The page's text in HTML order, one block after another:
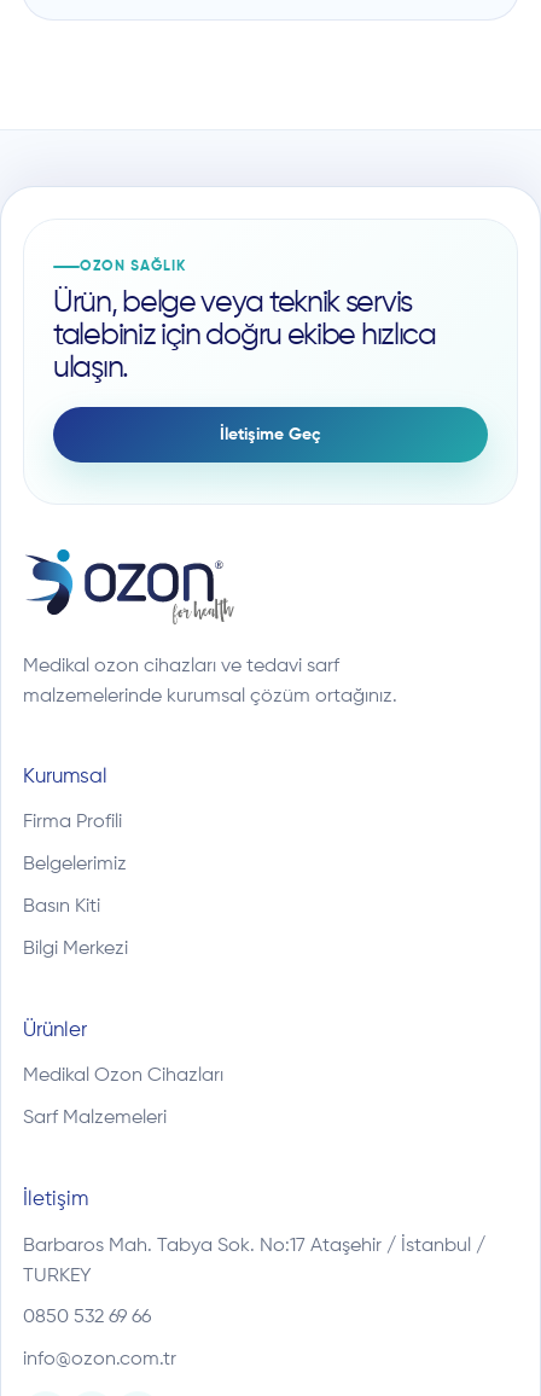
OZON SAĞLIK
Ürün, belge veya teknik servis
talebiniz için doğru ekibe hızlıca
ulaşın.
İletişime Geç
Medikal ozon cihazları ve tedavi sarf
malzemelerinde kurumsal çözüm ortağınız.
Kurumsal
Firma Profili
Belgelerimiz
Basın Kiti
Bilgi Merkezi
Ürünler
Medikal Ozon Cihazları
Sarf Malzemeleri
İletişim
Barbaros Mah. Tabya Sok. No:17 Ataşehir / İstanbul /
TURKEY
0850 532 69 66
info@ozon.com.tr